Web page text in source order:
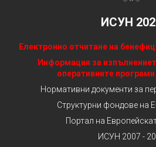
ИСУН
Електронно отчитане на
Информация за
оперативните
Нормативни документи за
Структурни фондове на
Портал на
ИСУН 2007 -